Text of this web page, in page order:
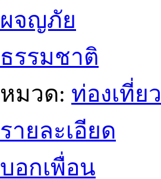
ผจญภัย
ธรรมชาติ
หมวด: ท่องเที่ยว
รายละเอียด
บอกเพื่อน